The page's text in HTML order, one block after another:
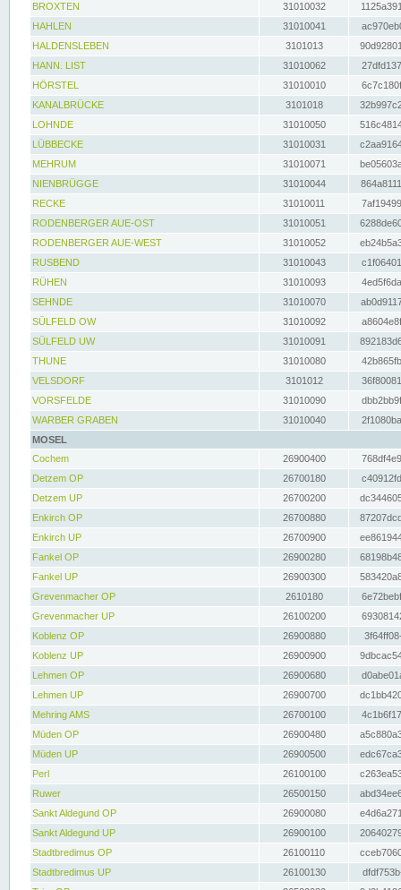
BROXTEN
31010032
HAHLEN
31010041
HALDENSLEBEN
3101013
HANN. LIST
31010062
HÖRSTEL
31010010
KANALBRÜCKE
3101018
LOHNDE
31010050
LÜBBECKE
31010031
MEHRUM
31010071
NIENBRÜGGE
31010044
RECKE
31010011
RODENBERGER AUE-OST
31010051
RODENBERGER AUE-WEST
31010052
RUSBEND
31010043
RÜHEN
31010093
SEHNDE
31010070
SÜLFELD OW
31010092
SÜLFELD UW
31010091
THUNE
31010080
VELSDORF
3101012
VORSFELDE
31010090
WARBER GRABEN
31010040
MOSEL
Cochem
26900400
Detzem OP
26700180
Detzem UP
26700200
Enkirch OP
26700880
Enkirch UP
26700900
Fankel OP
26900280
Fankel UP
26900300
Grevenmacher OP
2610180
Grevenmacher UP
26100200
Koblenz OP
26900880
Koblenz UP
26900900
Lehmen OP
26900680
Lehmen UP
26900700
Mehring AMS
26700100
Müden OP
26900480
Müden UP
26900500
Perl
26100100
Ruwer
26500150
Sankt Aldegund OP
26900080
Sankt Aldegund UP
26900100
Stadtbredimus OP
26100110
Stadtbredimus UP
26100130